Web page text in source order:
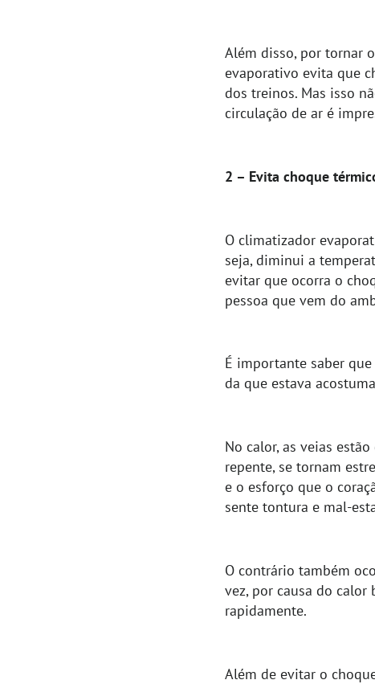
Além disso, por tornar
evaporativo evita que
dos treinos. Mas isso
circulação de ar é
2 – Evita choque
O climatizador
seja, diminui a
evitar que ocorra o
pessoa que vem do
É importante saber
da que estava
No calor, as veias
repente, se tornam
e o esforço que o
sente tontura e mal-
O contrário também
vez, por causa do calor
rapidamente.
Além de evitar o